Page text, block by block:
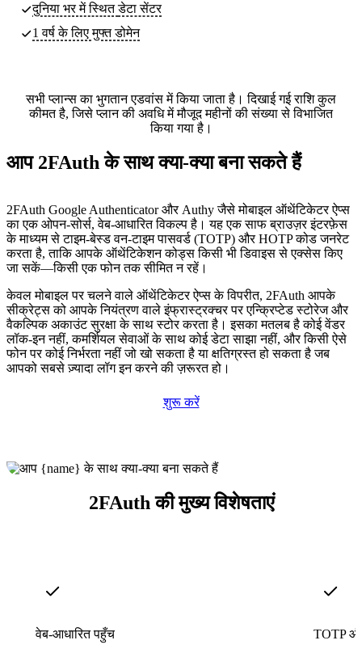
दुनिया भर में स्थितडेटा सेंटर
1 वर्ष के लिए मुफ्त डोमेन
सभी प्लान्स का भुगतान एडवांस में किया जाता है। दिखाई गई राशि कुल
कीमत है, जिसे प्लान की अवधि में मौजूद महीनों की संख्या से विभाजित
किया गया है।
आप 2FAuth के साथ क्या-क्या बना सकते हैं
2FAuth Google Authenticator और Authy जैसे मोबाइल ऑथेंटिकेटर ऐप्स
का एक ओपन-सोर्स, वेब-आधारित विकल्प है। यह एक साफ ब्राउज़र इंटरफ़ेस
के माध्यम से टाइम-बेस्ड वन-टाइम पासवर्ड (TOTP) और HOTP कोड जनरेट
करता है, ताकि आपके ऑथेंटिकेशन कोड्स किसी भी डिवाइस से एक्सेस किए
जा सकें—किसी एक फोन तक सीमित न रहें।
केवल मोबाइल पर चलने वाले ऑथेंटिकेटर ऐप्स के विपरीत, 2FAuth आपके
सीक्रेट्स को आपके नियंत्रण वाले इंफ्रास्ट्रक्चर पर एन्क्रिप्टेड स्टोरेज और
वैकल्पिक अकाउंट सुरक्षा के साथ स्टोर करता है। इसका मतलब है कोई वेंडर
लॉक-इन नहीं, कमर्शियल सेवाओं के साथ कोई डेटा साझा नहीं, और किसी ऐसे
फोन पर कोई निर्भरता नहीं जो खो सकता है या क्षतिग्रस्त हो सकता है जब
आपको सबसे ज़्यादा लॉग इन करने की ज़रूरत हो।
शुरू करें
2FAuth की मुख्य विशेषताएं
वेब-आधारित पहुँच TOTP